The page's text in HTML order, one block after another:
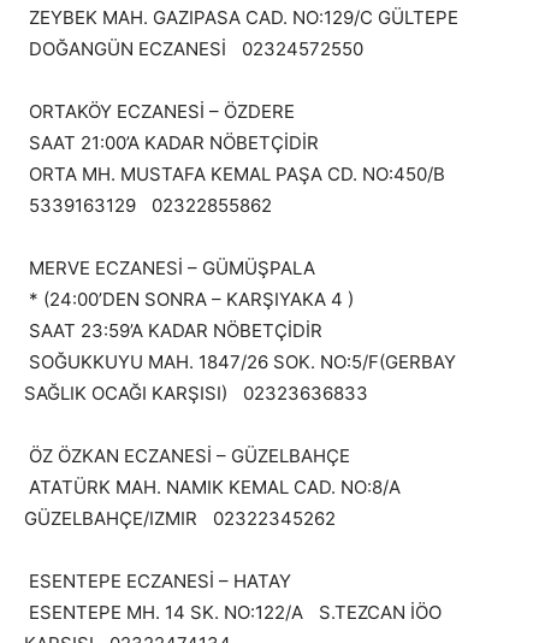
ZEYBEK MAH. GAZIPASA CAD. NO:129/C GÜLTEPE
DOĞANGÜN ECZANESİ 02324572550
ORTAKÖY ECZANESİ – ÖZDERE
SAAT 21:00’A KADAR NÖBETÇİDİR
ORTA MH. MUSTAFA KEMAL PAŞA CD. NO:450/B
5339163129 02322855862
MERVE ECZANESİ – GÜMÜŞPALA
* (24:00’DEN SONRA – KARŞIYAKA 4 )
SAAT 23:59’A KADAR NÖBETÇİDİR
SOĞUKKUYU MAH. 1847/26 SOK. NO:5/F(GERBAY
SAĞLIK OCAĞI KARŞISI) 02323636833
ÖZ ÖZKAN ECZANESİ – GÜZELBAHÇE
ATATÜRK MAH. NAMIK KEMAL CAD. NO:8/A
GÜZELBAHÇE/IZMIR 02322345262
ESENTEPE ECZANESİ – HATAY
ESENTEPE MH. 14 SK. NO:122/A S.TEZCAN İÖO